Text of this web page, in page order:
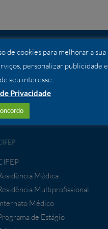
E PESQUISA
Ensino e Pesquisa
de Pesquisa
de Moradia – Residência
Médica
Multiprofissional
Médico
de Estágio
de cookies para melhorar a sua
personalizar publicidade e
seu interesse.
Privacidade